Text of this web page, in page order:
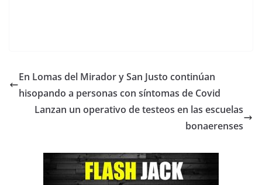
En Lomas del Mirador y San Justo continúan
hisopando a personas con síntomas de Covid
Lanzan un operativo de testeos en las escuelas
bonaerenses